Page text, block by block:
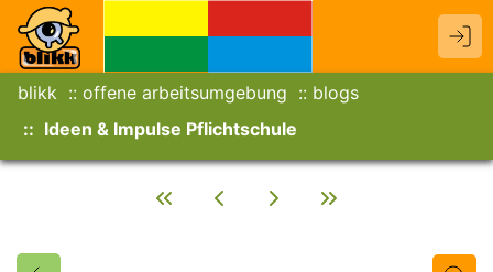
blikk offene arbeitsumgebung
blogs
Ideen & Impulse Pflichtschule